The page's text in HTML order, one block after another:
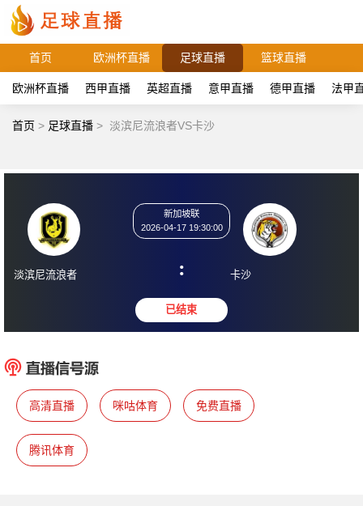
首页 欧洲杯直播 足球直播 篮球直播
欧洲杯直播 西甲直播 英超直播 意甲直播 德甲直播 法甲
首页 > 足球直播 > 淡滨尼流浪者VS卡沙
淡滨尼流浪者
2026-04-17 19:30:00
: 卡沙
高清直播 咪咕体育 免费直播
腾讯体育